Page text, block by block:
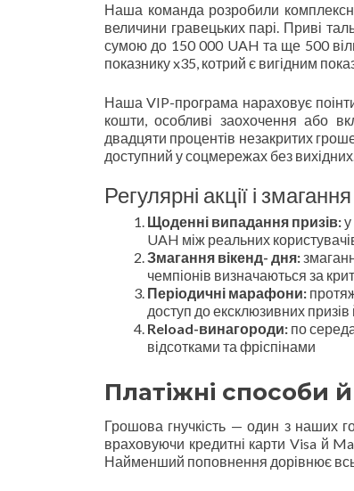
Наша команда розробили
величини гравецьких парі. Приві
сумою до 150 000 UAH та ще 500
показнику x35, котрий є вигідним
Наша VIP-програма нараховує
кошти, особливі заохочення або
двадцяти процентів незакритих
доступний у соцмережах без
Регулярні акції і змагання
Щоденні випадання призів:
UAH між реальних
Змагання вікенд- дня:
чемпіонів визначаються за
Періодичні марафони:
доступ до ексклюзивних призів
Reload-винагороди: по
відсотками та фріспінами
Платіжні способи
Грошова гнучкість — один з наших
враховуючи кредитні карти Visa й
Найменший поповнення дорівнює